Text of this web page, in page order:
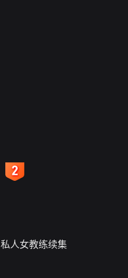
私人女教练续集